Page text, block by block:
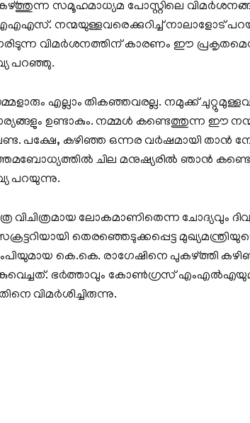
സമൂഹമാധ്യമ പോസ്റ്റിലെ
നന്മയുള്ളവരെക്കുറിച്ച് നാലാളോട്
വിമർശനത്തിന് കാരണം ഈ
പറഞ്ഞു.
എല്ലാം തികഞ്ഞവരല്ല. നമുക്ക്
ഉണ്ടാകും. നമ്മൾ കണ്ടെത്തുന്ന ഈ
പക്ഷേ, കഴിഞ്ഞ ഒന്നര വർഷമായി താൻ
ചില മനുഷ്യരിൽ ഞാൻ
പറയുന്നു.
വിചിത്രമായ ലോകമാണിതെന്ന ചോദ്യവും
തെരഞ്ഞെടുക്കപ്പെട്ട
കെ.കെ. രാഗേഷിനെ പുകഴ്ത്തി
ഭർത്താവും കോൺഗ്രസ്
വിമർശിച്ചിരുന്നു.